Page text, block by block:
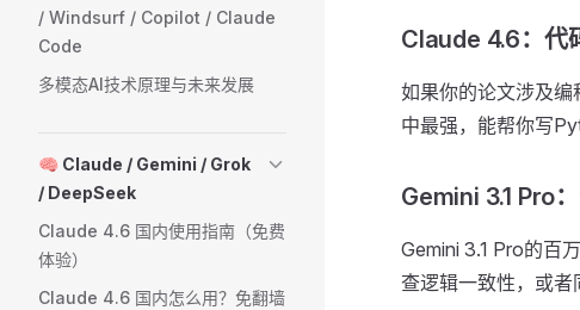
/ Windsurf / Copilot / Claude
Code
多模态AI技术原理与未来发展
🧠 Claude / Gemini / Grok
/ DeepSeek
Claude 4.6 国内使用指南（免费
体验）
Claude 4.6 国内怎么用？免翻墙
Claude 4.6：代
如果你的论文涉及
中最强，能帮你写
Gemini 3.1 Pro
Gemini 3.1 Pro的百
查逻辑一致性，或者